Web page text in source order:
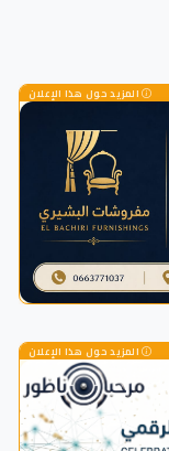
المزيد حول هذا الإعلان
المزيد حول هذا الإعلان